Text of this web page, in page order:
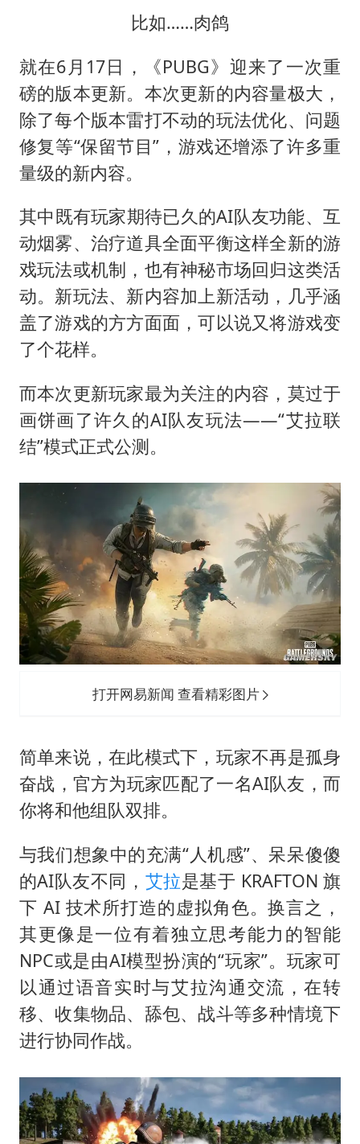
比如……肉鸽
就在6月17日，《PUBG》迎来了一次重
磅的版本更新。本次更新的内容量极大，
除了每个版本雷打不动的玩法优化、问题
修复等“保留节目”，游戏还增添了许多重
量级的新内容。
其中既有玩家期待已久的AI队友功能、互
动烟雾、治疗道具全面平衡这样全新的游
戏玩法或机制，也有神秘市场回归这类活
动。新玩法、新内容加上新活动，几乎涵
盖了游戏的方方面面，可以说又将游戏变
了个花样。
而本次更新玩家最为关注的内容，莫过于
画饼画了许久的AI队友玩法——“艾拉联
结”模式正式公测。
打开网易新闻 查看精彩图片
简单来说，在此模式下，玩家不再是孤身
奋战，官方为玩家匹配了一名AI队友，而
你将和他组队双排。
与我们想象中的充满“人机感”、呆呆傻傻
的AI队友不同， 艾拉是基于 KRAFTON 旗
下 AI 技术所打造的虚拟角色。换言之，
其更像是一位有着独立思考能力的智能
NPC或是由AI模型扮演的“玩家”。玩家可
以通过语音实时与艾拉沟通交流，在转
移、收集物品、舔包、战斗等多种情境下
进行协同作战。